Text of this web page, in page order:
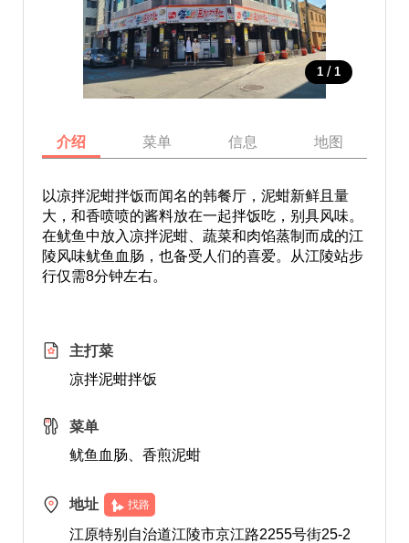
1 / 1
介绍 菜单 信息 地图
以凉拌泥蚶拌饭而闻名的韩餐厅，泥蚶新鲜且量
大，和香喷喷的酱料放在一起拌饭吃，别具风味。
在鱿鱼中放入凉拌泥蚶、蔬菜和肉馅蒸制而成的江
陵风味鱿鱼血肠，也备受人们的喜爱。从江陵站步
行仅需8分钟左右。
主打菜
凉拌泥蚶拌饭
菜单
鱿鱼血肠、香煎泥蚶
地址 找路
江原特别自治道江陵市京江路2255号街25-2